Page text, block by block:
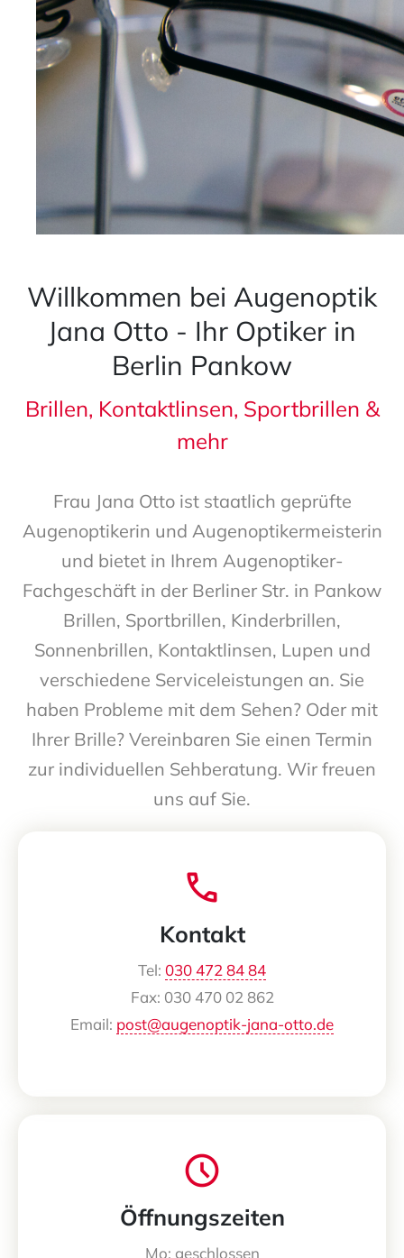
Willkommen bei Augenoptik
Jana Otto - Ihr Optiker in
Berlin Pankow
Brillen, Kontaktlinsen, Sportbrillen &
mehr
Frau Jana Ottoist staatlich geprüfte
Augenoptikerin und Augenoptikermeisterin
und bietet in Ihrem Augenoptiker-
Fachgeschäft in der Berliner Str. in Pankow
Brillen, Sportbrillen, Kinderbrillen,
Sonnenbrillen, Kontaktlinsen, Lupen und
verschiedene Serviceleistungen an. Sie
haben Probleme mit dem Sehen? Oder mit
Ihrer Brille? Vereinbaren Sie einen Termin
zur individuellen Sehberatung. Wir freuen
uns auf Sie.
Kontakt
Tel: 030 472 84 84
Fax: 030 470 02 862
Email: post@augenoptik-jana-otto.de
Öffnungszeiten
Mo: geschlossen